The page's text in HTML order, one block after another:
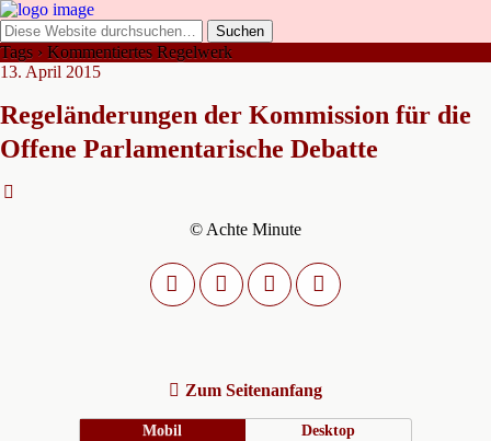
Tags › Kommentiertes Regelwerk
13. April 2015
Regeländerungen der Kommission für die
Offene Parlamentarische Debatte
© Achte Minute
Zum Seitenanfang
Mobil Desktop